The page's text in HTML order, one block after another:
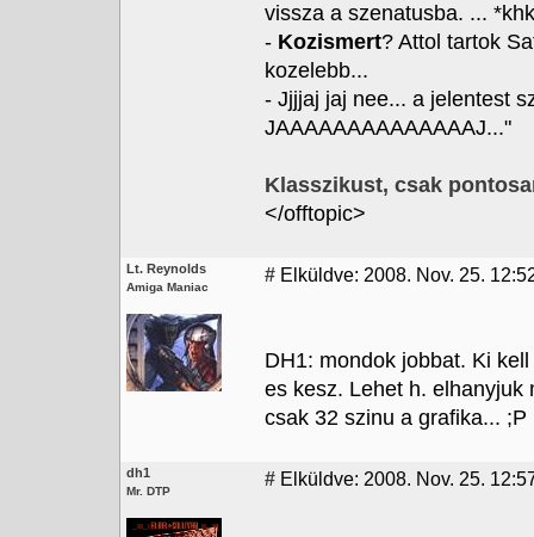
vissza a szenatusba. ...
- Kozismert? Attol tartok
kozelebb...
- Jjjjaj jaj nee... a jelentest
JAAAAAAAAAAAAAAJ..."
Klasszikust, csak
</offtopic>
Lt. Reynolds
Amiga Maniac
# Elküldve: 2008. Nov. 25.
DH1: mondok jobbat. Ki
es kesz. Lehet h. elhanyjuk
csak 32 szinu a grafika... ;P
dh1
Mr. DTP
# Elküldve: 2008. Nov. 25.